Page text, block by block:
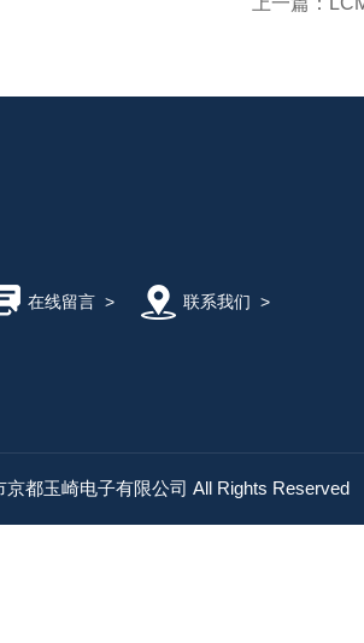
在线留言> 联系我们 >
京都玉崎电子有限公司 All Rights Reserved